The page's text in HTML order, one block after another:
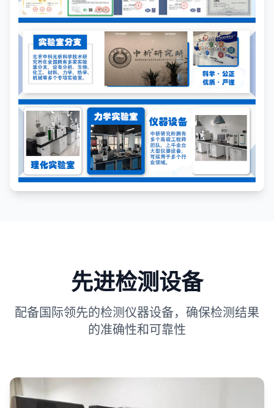
先进检测设备
配备国际领先的检测仪器设备，确保检测结果
的准确性和可靠性